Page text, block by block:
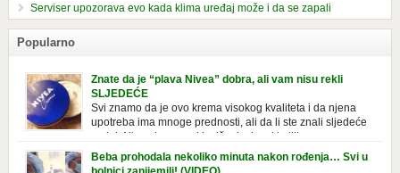
Serviser upozorava evo kada klima uređaj može i da se zapali
Popularno
Znate da je “plava Nivea” dobra, ali vam nisu rekli
SLJEDEĆE
Svi znamo da je ovo krema visokog kvaliteta i da njena
upotreba ima mnoge prednosti, ali da li ste znali sljedeće
o njoj. Nivea krema u klasičnoj, plavoj kutiji,
prepoznatljivog mirisa i jednostavne formule, jeste nezamenljiv inventar
u kupatilima i muškaraca i žena. Mnogi ljudi se ne odvajaju od nje, pa je
Beba prohodala nekoliko minuta nakon rođenja… Svi u